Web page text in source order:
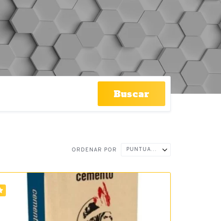
Buscar
ORDENAR POR PUNTUACIÓN ↑